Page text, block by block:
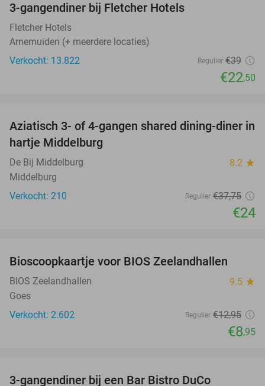
3-gangendiner bij Fletcher Hotels
Fletcher Hotels
Arnemuiden (+ meerdere locaties)
Verkocht: 13.822
Regulier €39
€22,50
36%
Aziatisch 3- of 4-gangen shared dining-diner in
hartje Middelburg
De Bij Middelburg 8.2 star
Middelburg
Verkocht: 210
Regulier €37,75
€24
Bioscoopkaartje voor BIOS Zeelandhallen
BIOS Zeelandhallen 9.5 star
Goes
Verkocht: 2.602
Regulier €12,95
€8,95
3-gangendiner bij een Bar Bistro DuCo